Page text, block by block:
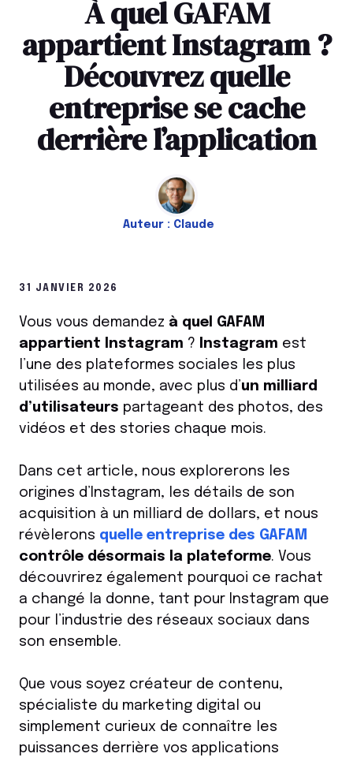
À quel GAFAM
appartient Instagram ?
Découvrez quelle
entreprise se cache
derrière l’application
Auteur : Claude
31 JANVIER 2026
Vous vous demandez à quel GAFAM
appartient Instagram ? Instagram est
l’une des plateformes sociales les plus
utilisées au monde, avec plus d’un milliard
d’utilisateurs partageant des photos, des
vidéos et des stories chaque mois.
Dans cet article, nous explorerons les
origines d’Instagram, les détails de son
acquisition à un milliard de dollars, et nous
révèlerons quelle entreprise des GAFAM
contrôle désormais la plateforme. Vous
découvrirez également pourquoi ce rachat
a changé la donne, tant pour Instagram que
pour l’industrie des réseaux sociaux dans
son ensemble.
Que vous soyez créateur de contenu,
spécialiste du marketing digital ou
simplement curieux de connaître les
puissances derrière vos applications